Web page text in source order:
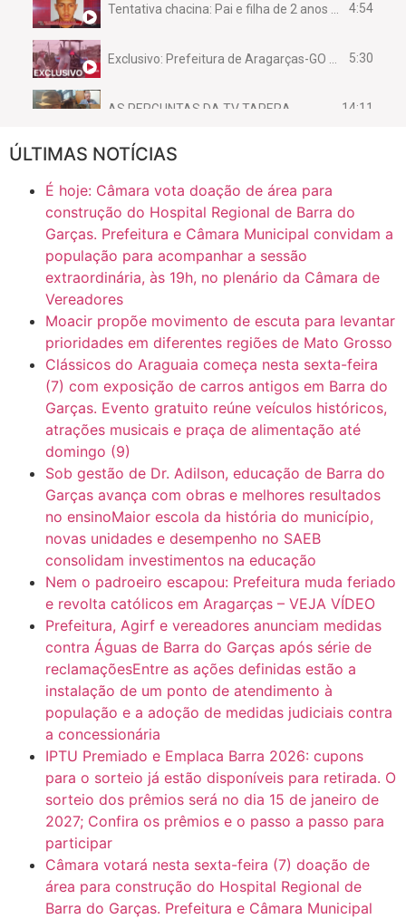
4:54
5:30
AS PERGUNTAS DA TV TAPERA 14:11
CASO SAIURY - SEM CORTES
Mini Ginásio de Aragarças- Só a bo$ta 6:31
ÚLTIMAS NOTÍCIAS
É hoje: Câmara vota doação de área para
construção do Hospital Regional de Barra do
Garças. Prefeitura e Câmara Municipal convidam a
população para acompanhar a sessão
extraordinária, às 19h, no plenário da Câmara de
Vereadores
Moacir propõe movimento de escuta para levantar
prioridades em diferentes regiões de Mato Grosso
Clássicos do Araguaia começa nesta sexta-feira
(7) com exposição de carros antigos em Barra do
Garças. Evento gratuito reúne veículos históricos,
atrações musicais e praça de alimentação até
domingo (9)
Sob gestão de Dr. Adilson, educação de Barra do
Garças avança com obras e melhores resultados
no ensinoMaior escola da história do município,
novas unidades e desempenho no SAEB
consolidam investimentos na educação
Nem o padroeiro escapou: Prefeitura muda feriado
e revolta católicos em Aragarças – VEJA VÍDEO
Prefeitura, Agirf e vereadores anunciam medidas
contra Águas de Barra do Garças após série de
reclamaçõesEntre as ações definidas estão a
instalação de um ponto de atendimento à
população e a adoção de medidas judiciais contra
a concessionária
IPTU Premiado e Emplaca Barra 2026: cupons
para o sorteio já estão disponíveis para retirada. O
sorteio dos prêmios será no dia 15 de janeiro de
2027; Confira os prêmios e o passo a passo para
participar
Câmara votará nesta sexta-feira (7) doação de
área para construção do Hospital Regional de
Barra do Garças. Prefeitura e Câmara Municipal